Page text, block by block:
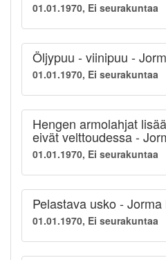
01.01.1970, Ei seurakuntaa
Öljypuu - viinipuu -
01.01.1970, Ei seurakuntaa
Hengen armolahjat
eivät velttoudessa -
01.01.1970, Ei seurakuntaa
Pelastava usko - Jorma
01.01.1970, Ei seurakuntaa